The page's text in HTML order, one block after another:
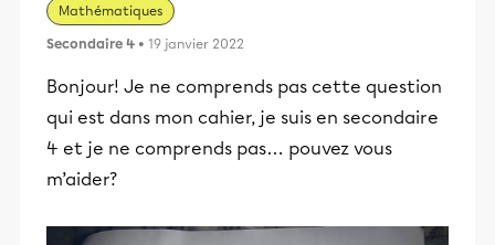
Mathématiques
Secondaire 4 • 19 janvier 2022
Bonjour! Je ne comprends pas cette question
qui est dans mon cahier, je suis en secondaire
4 et je ne comprends pas… pouvez vous
m’aider?